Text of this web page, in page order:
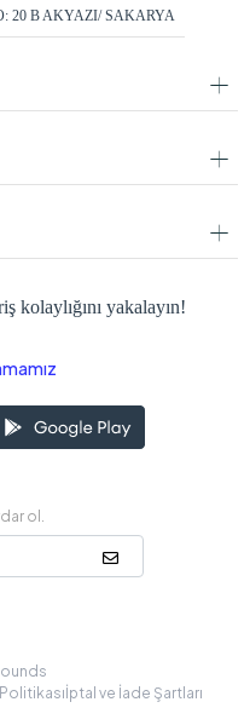
20 B AKYAZI/ SAKARYA
kolaylığını yakalayın!
ol.
İptal ve İade Şartları